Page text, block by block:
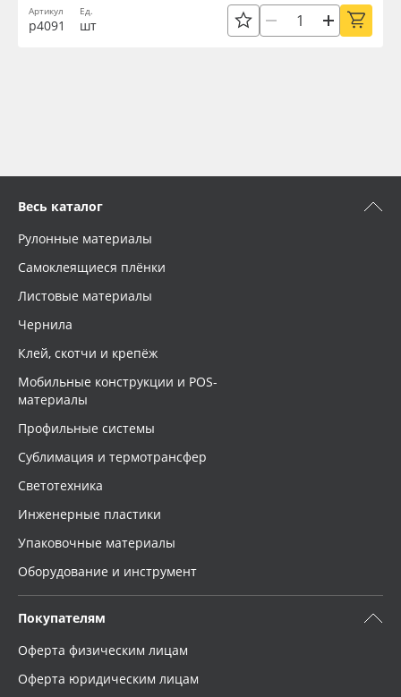
Артикул
р4091
Ед.
шт
Весь каталог
Рулонные материалы
Самоклеящиеся плёнки
Листовые материалы
Чернила
Клей, скотчи и крепёж
Мобильные конструкции и POS-
материалы
Профильные системы
Сублимация и термотрансфер
Светотехника
Инженерные пластики
Упаковочные материалы
Оборудование и инструмент
Покупателям
Оферта физическим лицам
Оферта юридическим лицам